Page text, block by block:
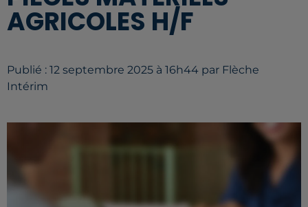
AGRICOLES H/F
Publié : 12 septembre 2025 à 16h44 par Flèche
Intérim